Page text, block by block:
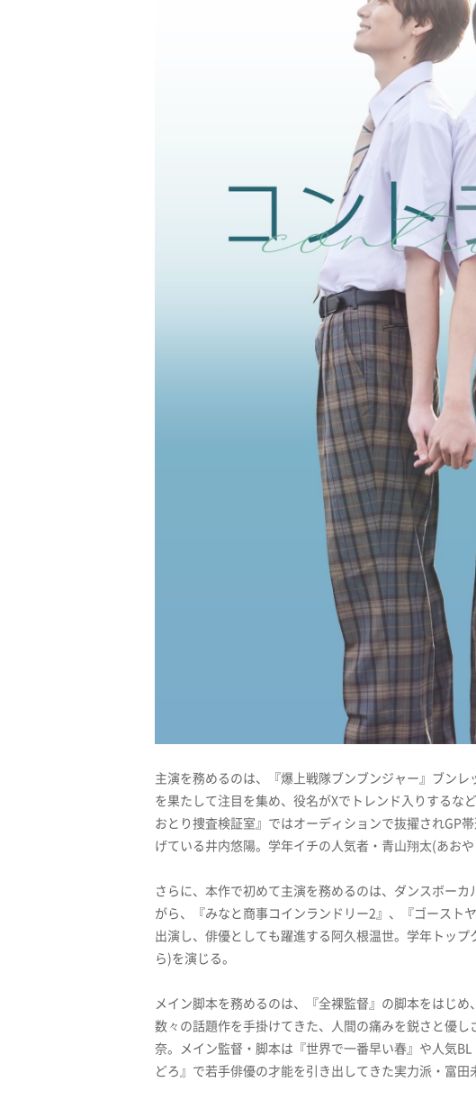
主演を務めるのは、『爆上戦隊ブンブンジャー』ブン
を果たして注目を集め、役名がXでトレンド入りするな
おとり捜査検証室』ではオーディションで抜擢されGP
げている井内悠陽。学年イチの人気者・青山翔太(あおや
さらに、本作で初めて主演を務めるのは、ダンスボー
がら、『みなと商事コインランドリー2』、『ゴースト
出演し、俳優としても躍進する阿久根温世。学年トッ
ら)を演じる。
メイン脚本を務めるのは、『全裸監督』の脚本をはじめ
数々の話題作を手掛けてきた、人間の痛みを鋭さと優
奈。メイン監督・脚本は『世界で一番早い春』や人気
どろ』で若手俳優の才能を引き出してきた実力派・富田